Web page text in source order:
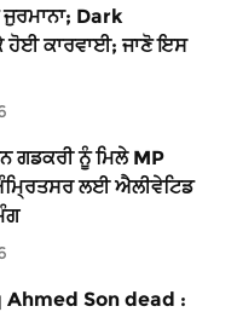
Dark
ਹੋਈ ਕਾਰਵਾਈ; ਜਾਣੋ ਇਸ
ਗਡਕਰੀ ਨੂੰ ਮਿਲੇ MP
ਲਈ ਐਲੀਵੇਟਿਡ
Son dead :